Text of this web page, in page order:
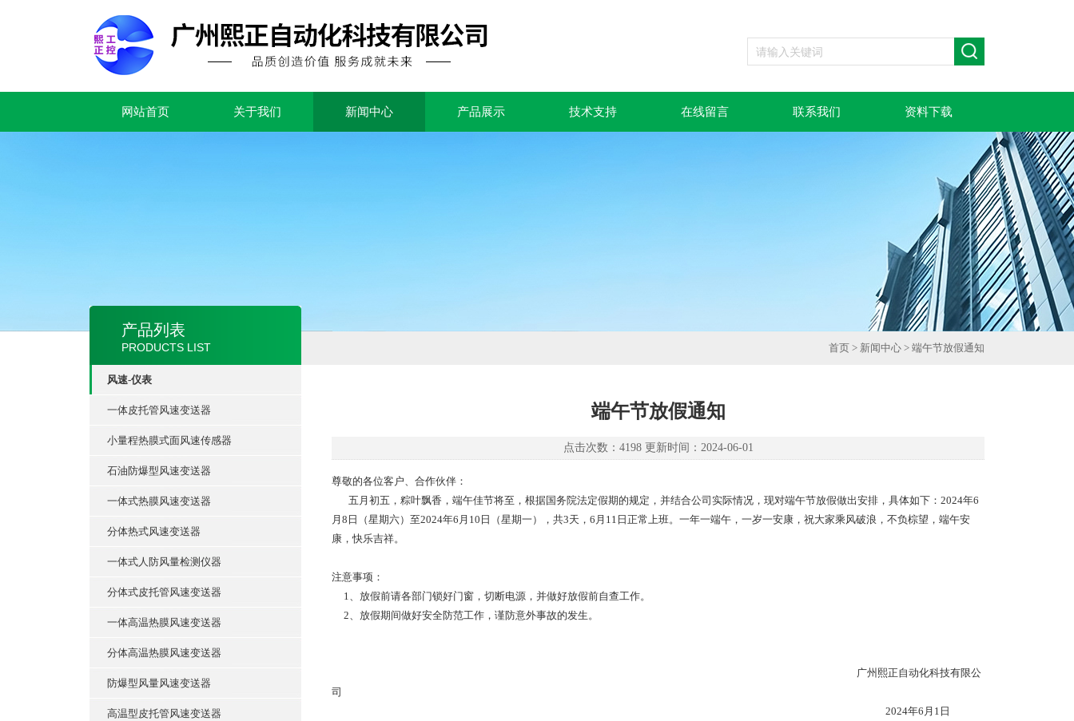
网站首页 关于我们 新闻中心 产品展示 技术支持 在线留言 联系我们 资料下载
产品列表
PRODUCTS LIST
风速-仪表
一体皮托管风速变送器
小量程热膜式面风速传感器
石油防爆型风速变送器
一体式热膜风速变送器
分体热式风速变送器
一体式人防风量检测仪器
分体式皮托管风速变送器
一体高温热膜风速变送器
分体高温热膜风速变送器
防爆型风量风速变送器
高温型皮托管风速变送器
首页 > 新闻中心 > 端午节放假通知
端午节放假通知
点击次数：4198 更新时间：2024-06-01
尊敬的各位客户、合作伙伴：
五月初五，粽叶飘香，端午佳节将至，根据国务院法定假期的规定，并结合公司实际情况，现对端午节放假做出安排，具体如下：2024年6
月8日（星期六）至2024年6月10日（星期一），共3天，6月11日正常上班。一年一端午，一岁一安康，祝大家乘风破浪，不负棕望，端午安
康，快乐吉祥。
注意事项：
1、放假前请各部门锁好门窗，切断电源，并做好放假前自查工作。
2、放假期间做好安全防范工作，谨防意外事故的发生。
广州熙正自动化科技有限公
司
2024年6月1日